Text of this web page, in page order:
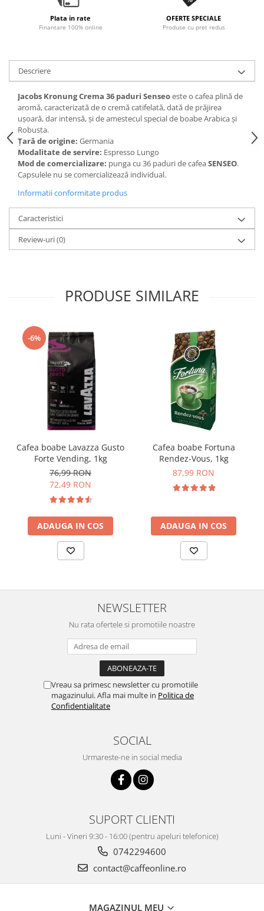
Plata in rate
Finantare 100% online
OFERTE SPECIALE
Produse cu pret redus
Descriere
Jacobs Kronung Crema 36 paduri Senseoeste o cafea plină de
aromă, caracterizată de o cremă catifelată, dată de prăjirea
ușoară, dar intensă, și de amestecul special de boabe Arabica și
Robusta.
Țară de origine: Germania
Modalitate de servire: Espresso Lungo
Mod de comercializare: punga cu 36 paduri de cafeaSENSEO.
Capsulele nu se comercializează individual.
Informatii conformitate produs
Caracteristici
Review-uri(0)
PRODUSE SIMILARE
-6%
Cafea boabe Lavazza Gusto
Forte Vending, 1kg
76,99 RON
72,49 RON
ADAUGA IN COS
Cafea boabe Fortuna
Rendez-Vous, 1kg
87,99 RON
ADAUGA IN COS
NEWSLETTER
Nu rata ofertele si promotiile noastre
Vreau sa primesc newsletter cu promotiile
magazinului. Afla mai multe in Politica de
Confidentialitate
SOCIAL
Urmareste-ne in social media
SUPORT CLIENTI
Luni - Vineri 9:30 - 16:00 (pentru apeluri telefonice)
0742294600
contact@caffeonline.ro
MAGAZINUL MEU